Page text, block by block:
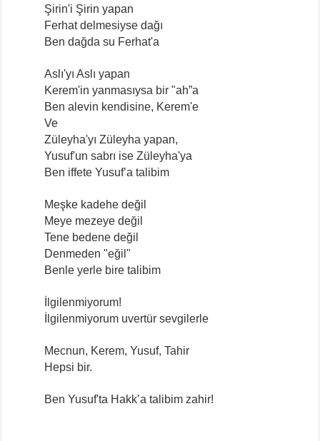
Şirin'i Şirin yapan
Ferhat delmesiyse dağı
Ben dağda su Ferhat'a
Aslı'yı Aslı yapan
Kerem'in yanmasıysa bir "ah”a
Ben alevin kendisine, Kerem'e
Ve
Züleyha'yı Züleyha yapan,
Yusuf'un sabrı ise Züleyha'ya
Ben iffete Yusuf’a talibim
Meşke kadehe değil
Meye mezeye değil
Tene bedene değil
Denmeden "eğil"
Benle yerle bire talibim
İlgilenmiyorum!
İlgilenmiyorum uvertür sevgilerle
Mecnun, Kerem, Yusuf, Tahir
Hepsi bir.
Ben Yusuf'ta Hakk’a talibim zahir!